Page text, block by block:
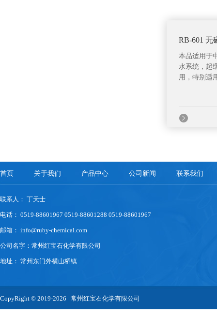
RB-601 无
本品适用于
水系统，起
用，特别适
首页 关于我们 产品中心 公司新闻 联系我们
联系人： 丁天士
电话： 0519-88601967 0519-88601288 0519-88601967
邮箱： info@ruby-chemical.com
公司名字：常州红宝石化学有限公司
地址： 常州东门外横山桥镇
CopyRight © 2019-2026 常州红宝石化学有限公司